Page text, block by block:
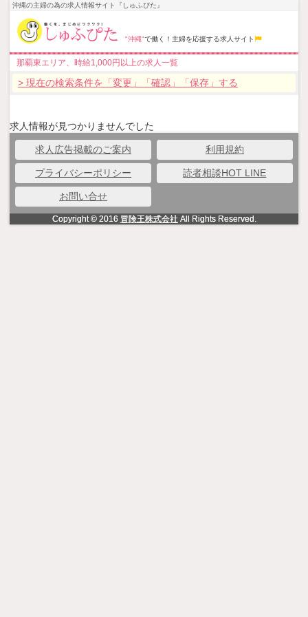
沖縄の主婦の為の求人情報サイト『しゅふぴた』
"沖縄"で働く！主婦を応援する求人サイト
那覇東エリア、時給1,000円以上の求人一覧
> 現在の検索条件を「変更」「確認」「保存」する
求人情報が見つかりませんでした
求人広告掲載のご案内 利用規約
プライバシーポリシー 読者相談HOT LINE
お問い合せ
Copyright © 2016 冒険王株式会社All Rights Reserved.